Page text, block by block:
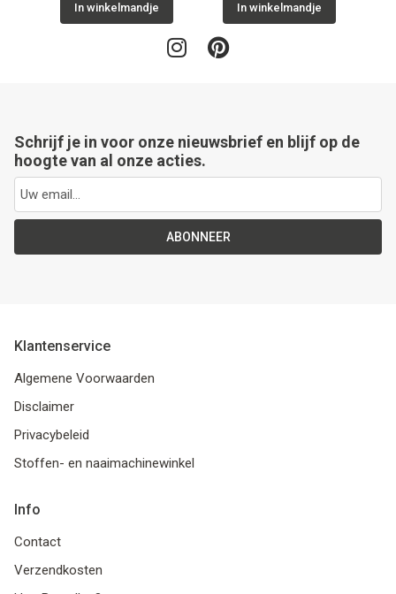
In winkelmandje In winkelmandje
Schrijf je in voor onze nieuwsbrief en blijf op de
hoogte van al onze acties.
ABONNEER
Klantenservice
Algemene Voorwaarden
Disclaimer
Privacybeleid
Stoffen- en naaimachinewinkel
Info
Contact
Verzendkosten